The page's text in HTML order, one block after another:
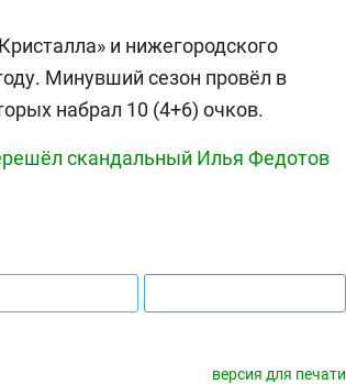
и нижегородского
Минувший сезон провёл в
набрал 10 (4+6) очков.
скандальный Илья Федотов
версия для печати